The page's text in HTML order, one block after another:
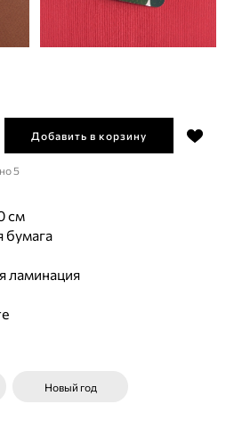
Добавить в корзину
5
см
бумага
ламинация
Новый год